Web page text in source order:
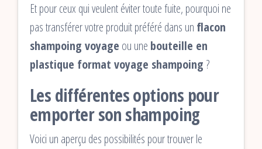
Et pour ceux qui veulent éviter toute fuite, pourquoi ne
pas transférer votre produit préféré dans un flacon
shampoing voyage ou une bouteille en
plastique format voyage shampoing ?
Les différentes options pour
emporter son shampoing
Voici un aperçu des possibilités pour trouver le